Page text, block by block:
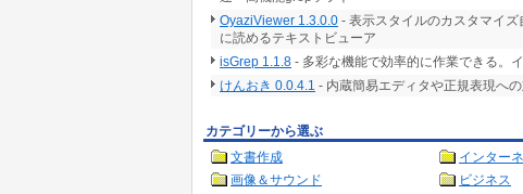
OyaziViewer 1.3.0.0 - 表示スタイルのカスタマイ
に読めるテキストビューア
isGrep 1.1.8 - 多彩な機能で効率的に作業できる。
けんおき 0.0.4.1 - 内蔵簡易エディタや正規表現へ
カテゴリーから選ぶ
文書作成
インター
画像＆サウンド
ビジネス